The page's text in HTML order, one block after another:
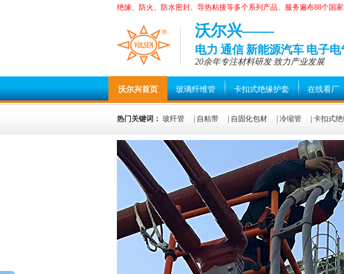
绝缘、防火、防水密封、导热粘接等多个系列产品、服务遍布88个国家
沃尔兴——
电力 通信 新能源汽车 电子
20余年专注材料研发 致力产业发展
沃尔兴首页 玻璃纤维管 卡扣式绝缘护套 在线看厂
热门关键词： 玻纤管 自粘带 自固化包材 冷缩管 卡扣式